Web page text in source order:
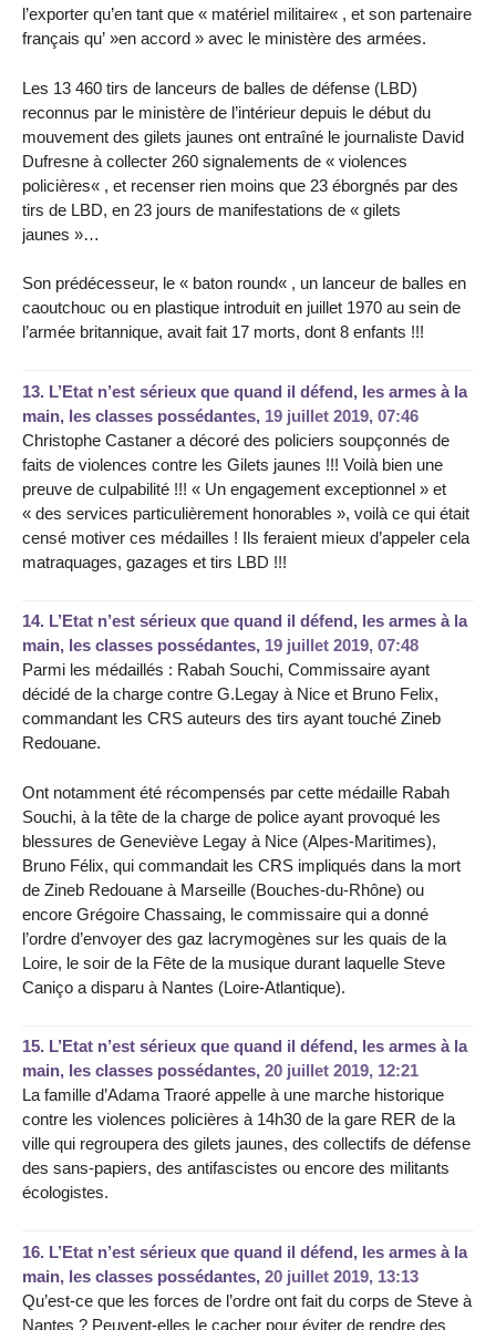
l’exporter qu’en tant que « matériel militaire« , et son partenaire
français qu’ »en accord » avec le ministère des armées.
Les 13 460 tirs de lanceurs de balles de défense (LBD)
reconnus par le ministère de l’intérieur depuis le début du
mouvement des gilets jaunes ont entraîné le journaliste David
Dufresne à collecter 260 signalements de « violences
policières« , et recenser rien moins que 23 éborgnés par des
tirs de LBD, en 23 jours de manifestations de « gilets
jaunes »…
Son prédécesseur, le « baton round« , un lanceur de balles en
caoutchouc ou en plastique introduit en juillet 1970 au sein de
l’armée britannique, avait fait 17 morts, dont 8 enfants !!!
13. L’Etat n’est sérieux que quand il défend, les armes à la
main, les classes possédantes, 19 juillet 2019, 07:46
Christophe Castaner a décoré des policiers soupçonnés de
faits de violences contre les Gilets jaunes !!! Voilà bien une
preuve de culpabilité !!! « Un engagement exceptionnel » et
« des services particulièrement honorables », voilà ce qui était
censé motiver ces médailles ! Ils feraient mieux d’appeler cela
matraquages, gazages et tirs LBD !!!
14. L’Etat n’est sérieux que quand il défend, les armes à la
main, les classes possédantes, 19 juillet 2019, 07:48
Parmi les médaillés : Rabah Souchi, Commissaire ayant
décidé de la charge contre G.Legay à Nice et Bruno Felix,
commandant les CRS auteurs des tirs ayant touché Zineb
Redouane.
Ont notamment été récompensés par cette médaille Rabah
Souchi, à la tête de la charge de police ayant provoqué les
blessures de Geneviève Legay à Nice (Alpes-Maritimes),
Bruno Félix, qui commandait les CRS impliqués dans la mort
de Zineb Redouane à Marseille (Bouches-du-Rhône) ou
encore Grégoire Chassaing, le commissaire qui a donné
l’ordre d’envoyer des gaz lacrymogènes sur les quais de la
Loire, le soir de la Fête de la musique durant laquelle Steve
Caniço a disparu à Nantes (Loire-Atlantique).
15. L’Etat n’est sérieux que quand il défend, les armes à la
main, les classes possédantes, 20 juillet 2019, 12:21
La famille d’Adama Traoré appelle à une marche historique
contre les violences policières à 14h30 de la gare RER de la
ville qui regroupera des gilets jaunes, des collectifs de défense
des sans-papiers, des antifascistes ou encore des militants
écologistes.
16. L’Etat n’est sérieux que quand il défend, les armes à la
main, les classes possédantes, 20 juillet 2019, 13:13
Qu’est-ce que les forces de l’ordre ont fait du corps de Steve à
Nantes ? Peuvent-elles le cacher pour éviter de rendre des